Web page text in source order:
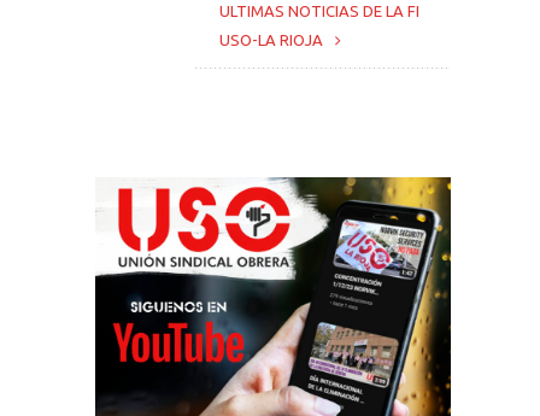
ULTIMAS NOTICIAS DE LA FI
USO-LA RIOJA